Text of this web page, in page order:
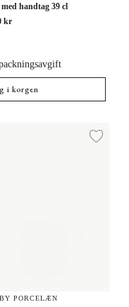
handtag 39 cl
kr
i korgen
i önskelista
PORCELÆN